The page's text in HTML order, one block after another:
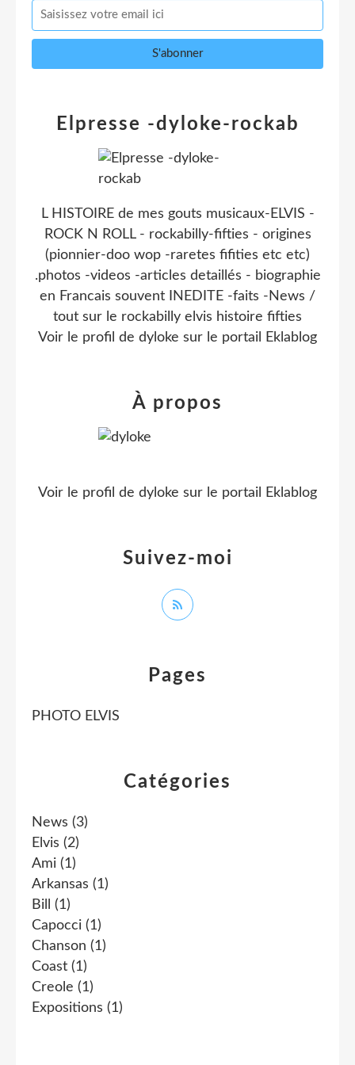
Catégories
News (3)
Elvis (2)
Ami (1)
Arkansas (1)
Bill
(1)
Capocci (1)
Chanson (1)
Coast (1)
Creole (1)
Expositions (1)
Pages
PHOTO ELVIS
Elpresse -dyloke-rockab
L HISTOIRE de mes gouts musicaux-ELVIS -
ROCK N ROLL - rockabilly-fifties - origines
(pionnier-doo wop -raretes fifities etc etc)
.photos -videos -articles detaillés - biographie
en Francais souvent INEDITE -faits -News /
tout sur le rockabilly elvis histoire fifties
Voir le profil de dyloke sur le portail Eklablog
Suivez-moi
À propos
Voir le profil de dyloke sur le portail Eklablog